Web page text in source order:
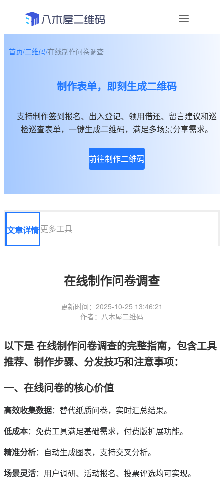
帮助中心
关于我们
首页/二维码/在线制作问卷调查
制作表单，即刻生成二维码
支持制作签到报名、出入登记、领用借还、留言建议和巡
检巡查表单，一键生成二维码，满足多场景分享需求。
前往制作二维码
文章详情更多工具
在线制作问卷调查
更新时间：2025-10-25 13:46:21
作者：八木屋二维码
以下是 在线制作问卷调查的完整指南，包含工具
推荐、制作步骤、分发技巧和注意事项：
一、在线问卷的核心价值
高效收集数据：替代纸质问卷，实时汇总结果。
低成本：免费工具满足基础需求，付费版扩展功能。
精准分析：自动生成图表，支持交叉分析。
场景灵活：用户调研、活动报名、投票评选均可实现。